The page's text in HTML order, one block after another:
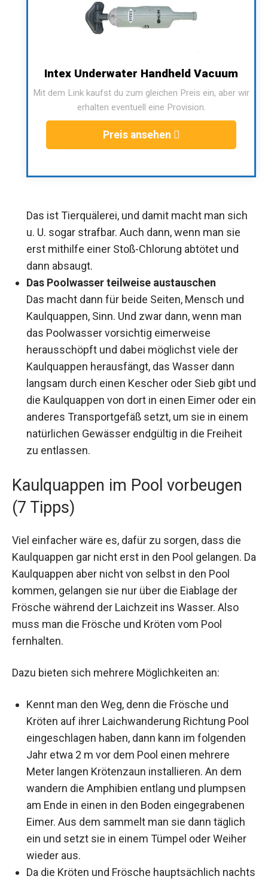
Intex Underwater Handheld Vacuum
Mit dem Link kaufst du zum gleichen Preis ein, aber wir
erhalten eventuell eine Provision.
Preis ansehen
Das ist Tierquälerei, und damit macht man sich
u. U. sogar strafbar. Auch dann, wenn man sie
erst mithilfe einer Stoß-Chlorung abtötet und
dann absaugt.
Das Poolwasser teilweise austauschen
Das macht dann für beide Seiten, Mensch und
Kaulquappen, Sinn. Und zwar dann, wenn man
das Poolwasser vorsichtig eimerweise
herausschöpft und dabei möglichst viele der
Kaulquappen herausfängt, das Wasser dann
langsam durch einen Kescher oder Sieb gibt und
die Kaulquappen von dort in einen Eimer oder ein
anderes Transportgefäß setzt, um sie in einem
natürlichen Gewässer endgültig in die Freiheit
zu entlassen.
Kaulquappen im Pool vorbeugen
(7 Tipps)
Viel einfacher wäre es, dafür zu sorgen, dass die
Kaulquappen gar nicht erst in den Pool gelangen. Da
Kaulquappen aber nicht von selbst in den Pool
kommen, gelangen sie nur über die Eiablage der
Frösche während der Laichzeit ins Wasser. Also
muss man die Frösche und Kröten vom Pool
fernhalten.
Dazu bieten sich mehrere Möglichkeiten an:
Kennt man den Weg, denn die Frösche und
Kröten auf ihrer Laichwanderung Richtung Pool
eingeschlagen haben, dann kann im folgenden
Jahr etwa 2 m vor dem Pool einen mehrere
Meter langen Krötenzaun installieren. An dem
wandern die Amphibien entlang und plumpsen
am Ende in einen in den Boden eingegrabenen
Eimer. Aus dem sammelt man sie dann täglich
ein und setzt sie in einem Tümpel oder Weiher
wieder aus.
Da die Kröten und Frösche hauptsächlich nachts